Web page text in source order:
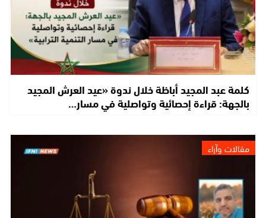
كلمة عبد المجيد أباظة خلال ندوة «عيد العرش المجيد
بالجهة: قراءة إحصائية وتواصلية في مسار…
مقالات وآراء